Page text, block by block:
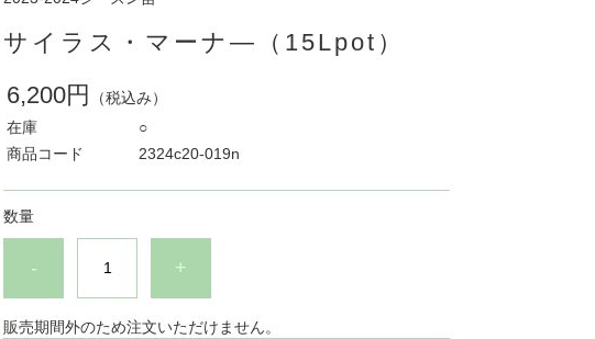
サイラス・マーナ―（15Lpot）
6,200円
（税込み）
在庫
○
商品コード
2324c20-019n
数量
- +
販売期間外のため注文いただけません。